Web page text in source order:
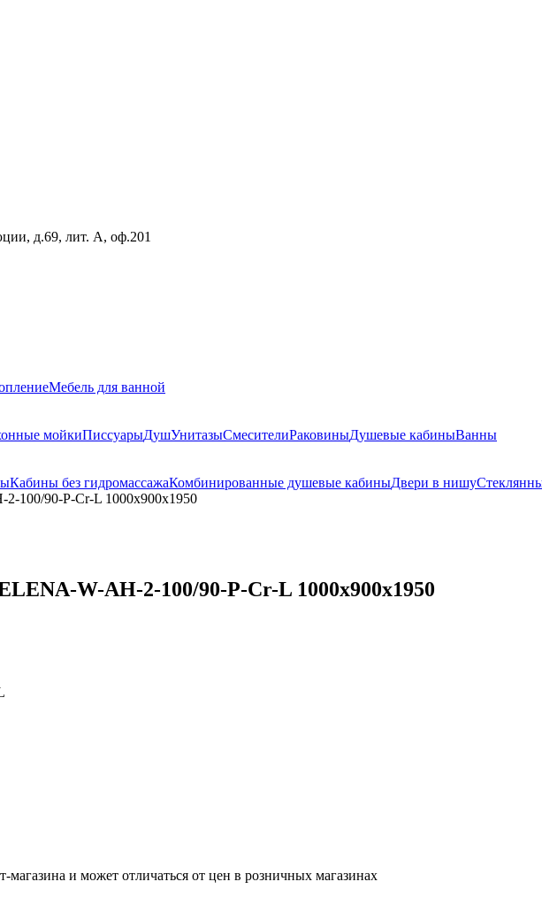
д.69, лит. А, оф.201
Мебель для ванной
мойкиПиссуарыДушУнитазыСмесителиРаковиныДушевые кабиныВанны
Кабины без гидромассажаКомбинированные душевые кабиныДвери в нишу
100/90-P-Cr-L 1000х900х1950
W-AH-2-100/90-P-Cr-L 1000х900х1950
магазина и может отличаться от цен в розничных магазинах